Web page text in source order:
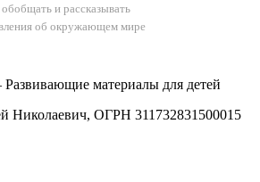
и рассказывать
об окружающем мире
материалы для детей
Николаевич, ОГРН 311732831500015